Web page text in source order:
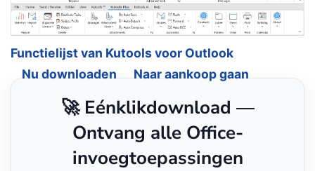
Functielijst van Kutools voor Outlook
Nu downloaden
Naar aankoop gaan
🚀 Eénklikdownload —
Ontvang alle Office-
invoegtoepassingen